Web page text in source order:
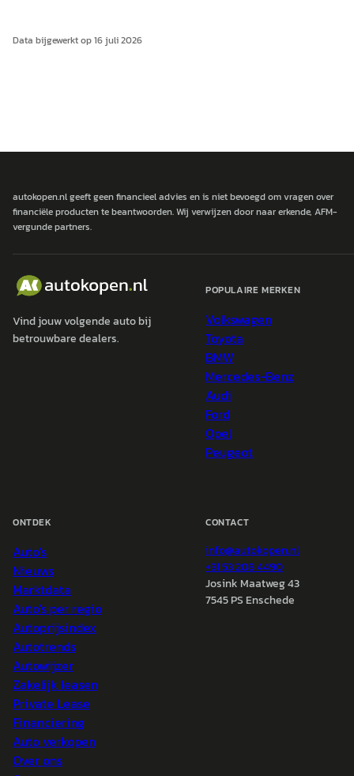
Data bijgewerkt op16 juli 2026
autokopen.nl geeft geen financieel advies en is niet bevoegd om vragen over
financiële producten te beantwoorden. Wij verwijzen door naar erkende, AFM-
vergunde partners.
Vind jouw volgende auto bij
betrouwbare dealers.
POPULAIRE MERKEN
Volkswagen
Toyota
BMW
Mercedes-Benz
Audi
Ford
Opel
Peugeot
ONTDEK
Auto's
Nieuws
Marktdata
Auto's per regio
Autoprijsindex
Autotrends
Autowijzer
Zakelijk leasen
Private Lease
Financiering
Auto verkopen
Over ons
CONTACT
info@autokopen.nl
+31 53 208 4490
Josink Maatweg 43
7545 PS Enschede